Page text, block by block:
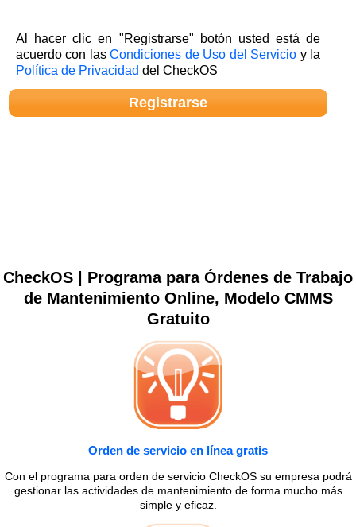
Al hacer clic en "Registrarse" botón usted está de
acuerdo con lasCondiciones de Uso del Servicio y la
Política de Privacidad del CheckOS
CheckOS | Programa para Órdenes de Trabajo
de Mantenimiento Online, Modelo CMMS
Gratuito
Orden de servicio en línea gratis
Con el programa para orden de servicio CheckOS su empresa podrá
gestionar las actividades de mantenimiento de forma mucho más
simple y eficaz.